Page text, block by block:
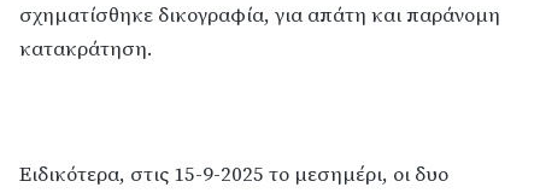
σχηματίσθηκε δικογραφία, για απάτη και παράνομη
κατακράτηση.
Ειδικότερα, στις 15-9-2025 το μεσημέρι, οι δυο